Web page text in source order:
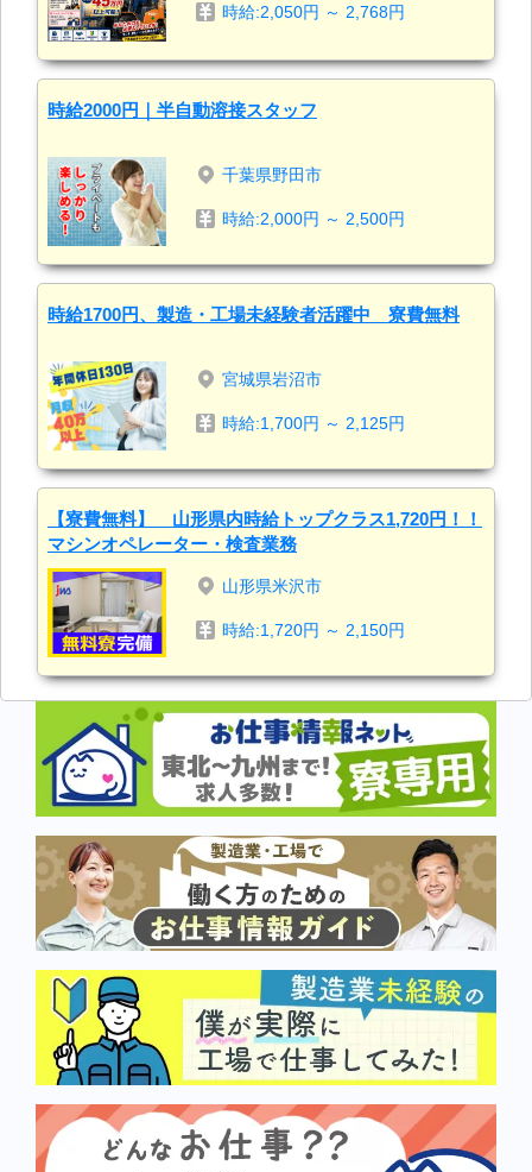
時給:2,050円 ～ 2,768円
時給2000円｜半自動溶接スタッフ
千葉県野田市
時給:2,000円 ～ 2,500円
時給1700円、製造・工場未経験者活躍中 寮費無料
宮城県岩沼市
時給:1,700円 ～ 2,125円
【寮費無料】 山形県内時給トップクラス1,720円！！
マシンオペレーター・検査業務
山形県米沢市
時給:1,720円 ～ 2,150円